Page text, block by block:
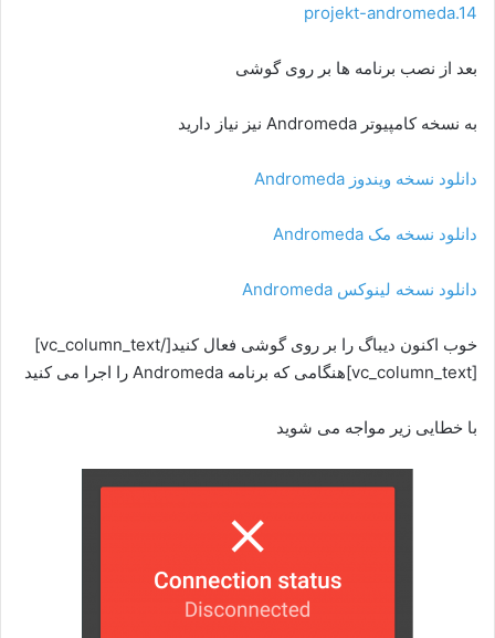
projekt-andromeda.14
بعد از نصب برنامه ها بر روی گوشی
به نسخه کامپیوتر Andromeda نیز نیاز دارید
دانلود نسخه ویندوز Andromeda
دانلود نسخه مک Andromeda
دانلود نسخه لینوکس Andromeda
خوب اکنون دیباگ را بر روی گوشی فعال کنید[/vc_column_text]
[vc_column_text]هنگامی که برنامه Andromeda را اجرا می کنید
با خطایی زیر مواجه می شوید